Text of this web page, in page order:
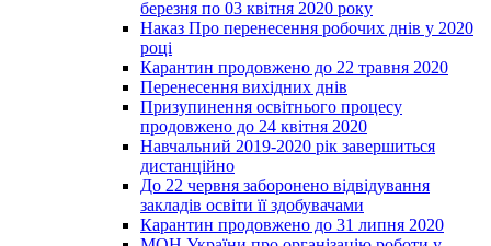
березня по 03 квітня 2020 року
Наказ Про перенесення робочих днів у 2020
році
Карантин продовжено до 22 травня 2020
Перенесення вихідних днів
Призупинення освітнього процесу
продовжено до 24 квітня 2020
Навчальний 2019-2020 рік завершиться
дистанційно
До 22 червня заборонено відвідування
закладів освіти її здобувачами
Карантин продовжено до 31 липня 2020